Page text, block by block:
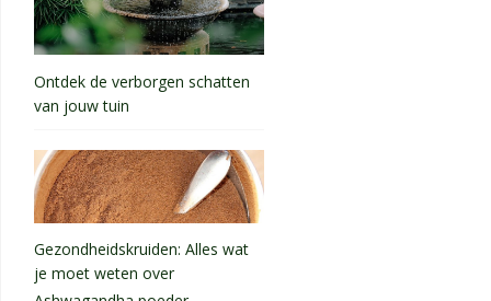
Ontdek de verborgen schatten
van jouw tuin
Gezondheidskruiden: Alles wat
je moet weten over